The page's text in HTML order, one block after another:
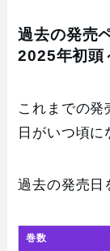
過去の発売
2025年初頭
これまでの発
日がいつ頃に
過去の発売日
巻数